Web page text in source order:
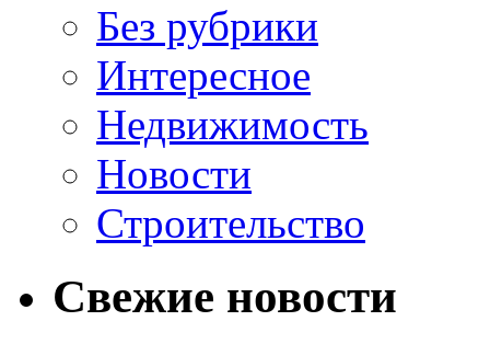
Без рубрики
Интересное
Недвижимость
Новости
Строительство
Свежие новости